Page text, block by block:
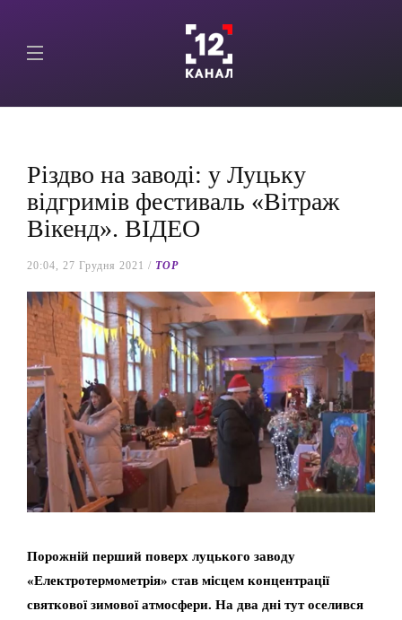
Різдво на заводі: у Луцьку
відгримів фестиваль «Вітраж
Вікенд». ВІДЕО
20:04, 27 Грудня 2021 / TOP
Порожній перший поверх луцького заводу
«Електротермометрія» став місцем концентрації
святкової зимової атмосфери. На два дні тут оселився